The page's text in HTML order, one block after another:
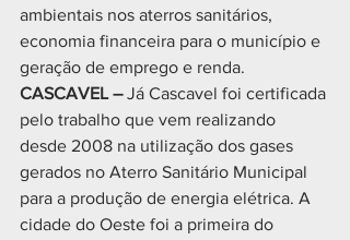
ambientais nos aterros sanitários,
economia financeira para o município e
geração de emprego e renda.
CASCAVEL – Já Cascavel foi certificada
pelo trabalho que vem realizando
desde 2008 na utilização dos gases
gerados no Aterro Sanitário Municipal
para a produção de energia elétrica. A
cidade do Oeste foi a primeira do